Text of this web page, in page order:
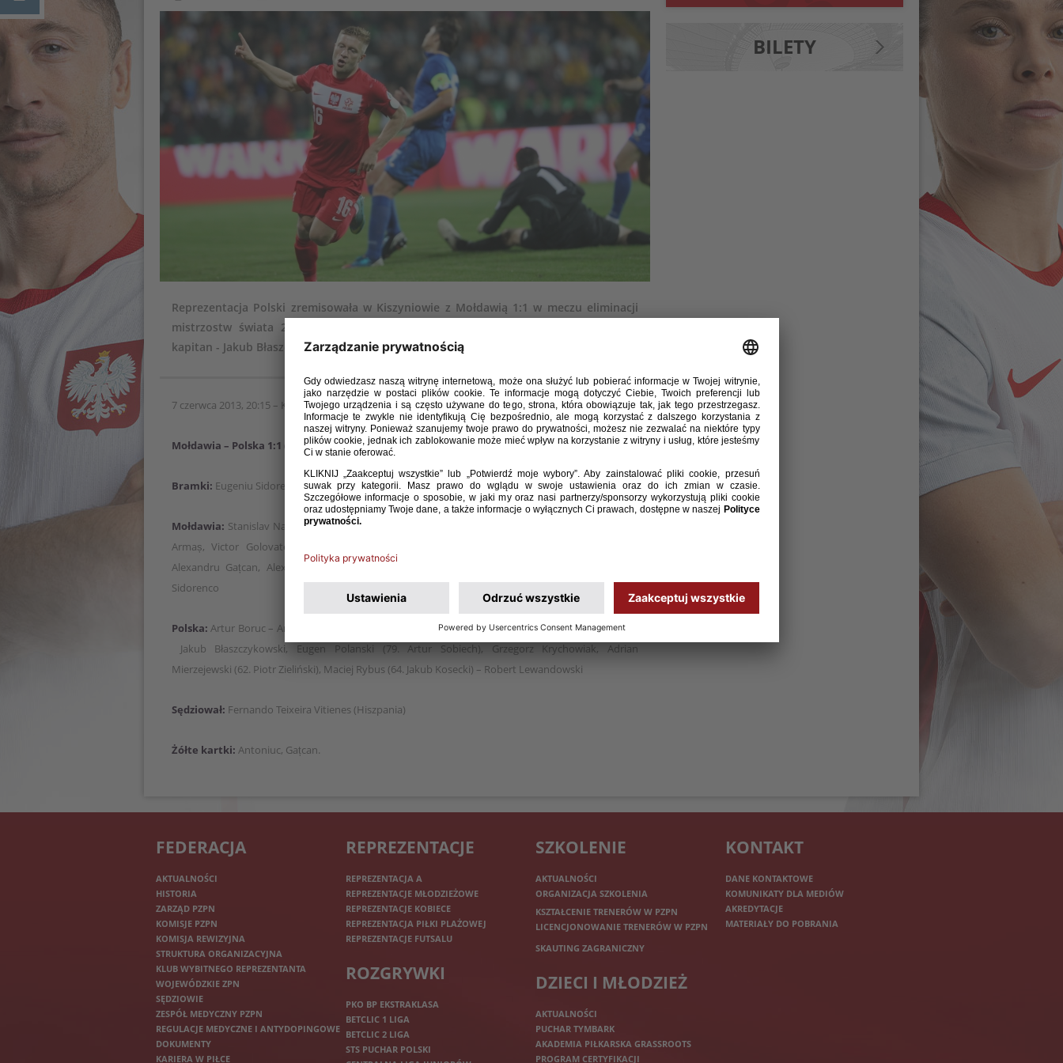
Reprezentacja Polski zremisowała w Kiszyniowie z Mołdawią 1:1 w meczu eliminacji
mistrzostw świata 2014. Bramkę dla podopiecznych Waldemara Fornalika zdobył
kapitan - Jakub Błaszczykowski. Gola dla gospodarzy strzelił Eugeniu Sidorenco.
7 czerwca 2013, 20:15 – Kiszyniów (Zimbru)
Mołdawia – Polska 1:1 (1:1)
Bramki: Eugeniu Sidorenco 37 – Jakub Błaszczykowski 7
Mołdawia: Stanislav Namașco – Vitalie Bordian (71. Eugeniu Cebotaru), Alexandru Epureanu, Igor
Armaș, Victor Golovatenco – Alexandru Antoniuc (82. Gheorghii Ovseannicov), Artur Ioniță,
Alexandru Gațcan, Alexandru Dedov, Alexandru Suvorov (74. Alexandru Pașcenco) – Eugeniu
Sidorenco
Polska:Artur Boruc – Artur Jędrzejczyk, Bartosz Salamon, Marcin Komorowski, Jakub Wawrzyniak –
Jakub Błaszczykowski, Eugen Polanski (79. Artur Sobiech), Grzegorz Krychowiak, Adrian
Mierzejewski (62. Piotr Zieliński), Maciej Rybus (64. Jakub Kosecki) – Robert Lewandowski
Sędziował: Fernando Teixeira Vitienes (Hiszpania)
Żółte kartki: Antoniuc, Gațcan.
BILETY
FEDERACJA
AKTUALNOŚCI
HISTORIA
ZARZĄD PZPN
KOMISJE PZPN
KOMISJA REWIZYJNA
STRUKTURA ORGANIZACYJNA
KLUB WYBITNEGO REPREZENTANTA
WOJEWÓDZKIE ZPN
SĘDZIOWIE
ZESPÓŁ MEDYCZNY PZPN
REGULACJE MEDYCZNE I ANTYDOPINGOWE
DOKUMENTY
KARIERA W PIŁCE
REPREZENTACJE
REPREZENTACJA A
REPREZENTACJE MŁODZIEŻOWE
REPREZENTACJE KOBIECE
REPREZENTACJA PIŁKI PLAŻOWEJ
REPREZENTACJE FUTSALU
ROZGRYWKI
PKO BP EKSTRAKLASA
BETCLIC 1 LIGA
BETCLIC 2 LIGA
STS PUCHAR POLSKI
SZKOLENIE
AKTUALNOŚCI
ORGANIZACJA SZKOLENIA
KSZTAŁCENIE TRENERÓW W PZPN
LICENCJONOWANIE TRENERÓW W PZPN
SKAUTING ZAGRANICZNY
DZIECI I MŁODZIEŻ
AKTUALNOŚCI
PUCHAR TYMBARK
AKADEMIA PIŁKARSKA GRASSROOTS
PROGRAM CERTYFIKACJI
KONTAKT
DANE KONTAKTOWE
KOMUNIKATY DLA MEDIÓW
AKREDYTACJE
MATERIAŁY DO POBRANIA